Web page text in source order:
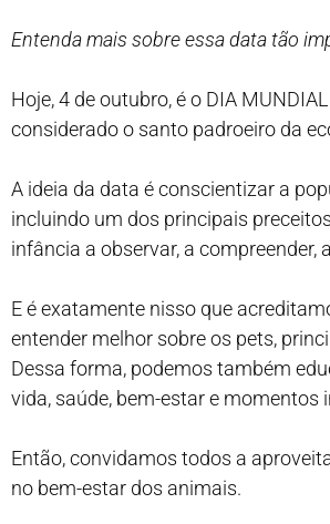
Entenda mais sobre essa data tão
Hoje, 4 de outubro, é o DIA
considerado o santo padroeiro da
A ideia da data é conscientizar a
incluindo um dos principais
infância a observar, a compreender,
E é exatamente nisso que
entender melhor sobre os pets,
Dessa forma, podemos também
vida, saúde, bem-estar e momentos
Então, convidamos todos a
no bem-estar dos animais.